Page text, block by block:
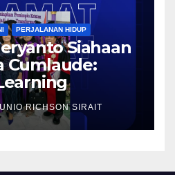
PERJALANAN HIDUP
Siahaan
Cumlaude:
RICHSON SIRAIT